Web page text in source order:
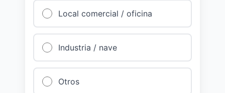
Local comercial / oficina
Industria / nave
Otros